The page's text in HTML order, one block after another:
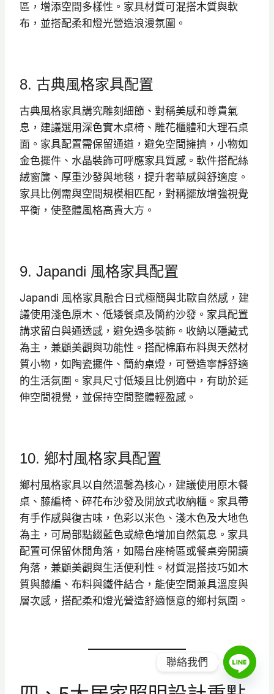
區，增添空間多樣性。家具材質可混搭木質與軟
布，並搭配柔和燈光營造浪漫氛圍。
8. 古典風格家具配置
古典風格家具講究雕刻細節、對稱美感和尊貴氣
息，建議選用深色實木桌椅、雕花櫃體和大理石桌
面。家具配置需保留通道，避免空間擁擠，小物如
金色擺件、水晶裝飾可呼應家具質感。軟件搭配絲
絨窗簾、厚重沙發與地毯，提升奢華感與舒適度。
家具比例需與空間規模相匹配，對稱擺放增強視覺
平衡，使整體風格高貴大方。
9. Japandi 風格家具配置
Japandi 風格家具融合日式極簡與北歐自然感，建
議使用淺色原木、低矮餐桌及簡約沙發。家具配置
講求留白與通透感，避免過多裝飾。收納以隱藏式
為主，兼顧美觀與功能性。搭配棉麻布料與天然材
質小物，如陶瓷擺件、簡約桌燈，可營造寧靜舒適
的生活氛圍。家具尺寸低矮且比例適中，有助於延
伸空間視覺，並保持空間整體輕盈感。
10. 鄉村風格家具配置
鄉村風格家具以自然溫馨為核心，建議使用原木餐
桌、藤編椅、碎花布沙發及開放式收納櫃。家具帶
有手作感與復古味，色彩以米色、淺木色及大地色
為主，可局部點綴藍色或綠色增加自然氣息。家具
配置可保留休閒角落，如陽台座椅區或餐桌旁閱讀
角落，兼顧美觀與生活便利性。材質混搭技巧如木
質與藤編、布料與鐵件結合，能使空間兼具溫度與
層次感，搭配柔和燈光營造舒適愜意的鄉村氛圍。
聯絡我們